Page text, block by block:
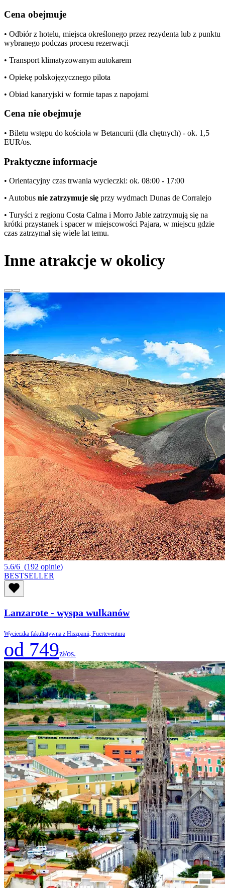
Cena obejmuje
• Odbiór z hotelu, miejsca określonego przez rezydenta lub z punktu
wybranego podczas procesu rezerwacji
• Transport klimatyzowanym autokarem
• Opiekę polskojęzycznego pilota
• Obiad kanaryjski w formie tapas z napojami
Cena nie obejmuje
• Biletu wstępu do kościoła w Betancurii (dla chętnych) - ok. 1,5
EUR/os.
Praktyczne informacje
• Orientacyjny czas trwania wycieczki: ok. 08:00 - 17:00
• Autobus nie zatrzymuje się przy wydmach Dunas de Corralejo
• Turyści z regionu Costa Calma i Morro Jable zatrzymują się na
krótki przystanek i spacer w miejscowości Pajara, w miejscu gdzie
czas zatrzymał się wiele lat temu.
Inne atrakcje w okolicy
5.6/6 (192 opinie)
BESTSELLER
Lanzarote - wyspa wulkanów
Wycieczka fakultatywna z Hiszpanii, Fuerteventura
od 749zł/os.